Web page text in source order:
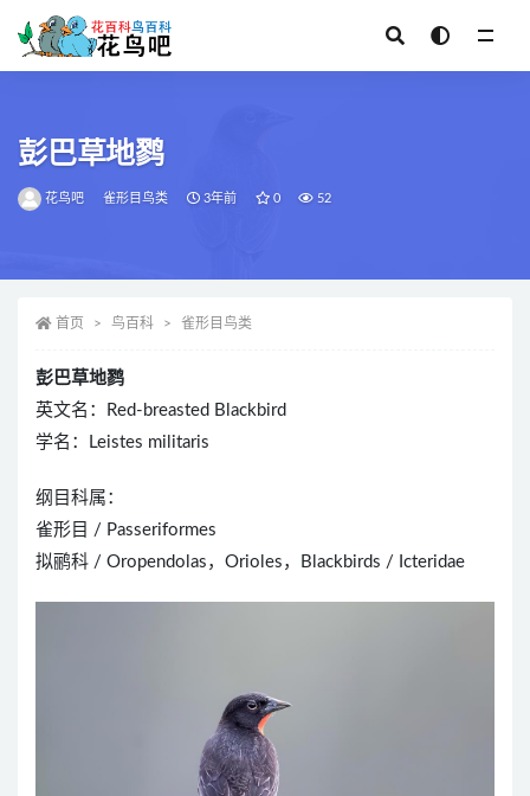
彭巴草地鹨
花鸟吧 雀形目鸟类 3年前 0 52
首页 鸟百科 雀形目鸟类
彭巴草地鹨
英文名：Red-breasted Blackbird
学名：Leistes militaris
纲目科属：
雀形目 / Passeriformes
拟鹂科 / Oropendolas，Orioles，Blackbirds / Icteridae